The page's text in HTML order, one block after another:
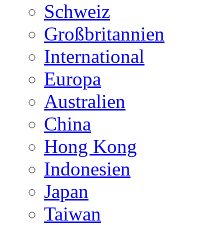
Schweiz
Großbritannien
International
Europa
Australien
China
Hong Kong
Indonesien
Japan
Taiwan